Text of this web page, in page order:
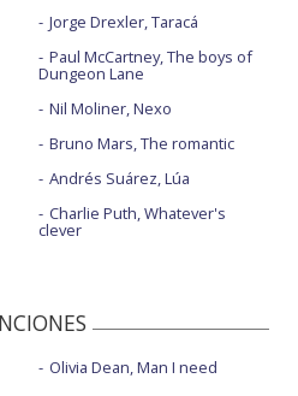
Jorge Drexler, Taracá
Paul McCartney, The boys of
Dungeon Lane
Nil Moliner, Nexo
Bruno Mars, The romantic
Andrés Suárez, Lúa
Charlie Puth, Whatever's
clever
Olivia Dean, Man I need